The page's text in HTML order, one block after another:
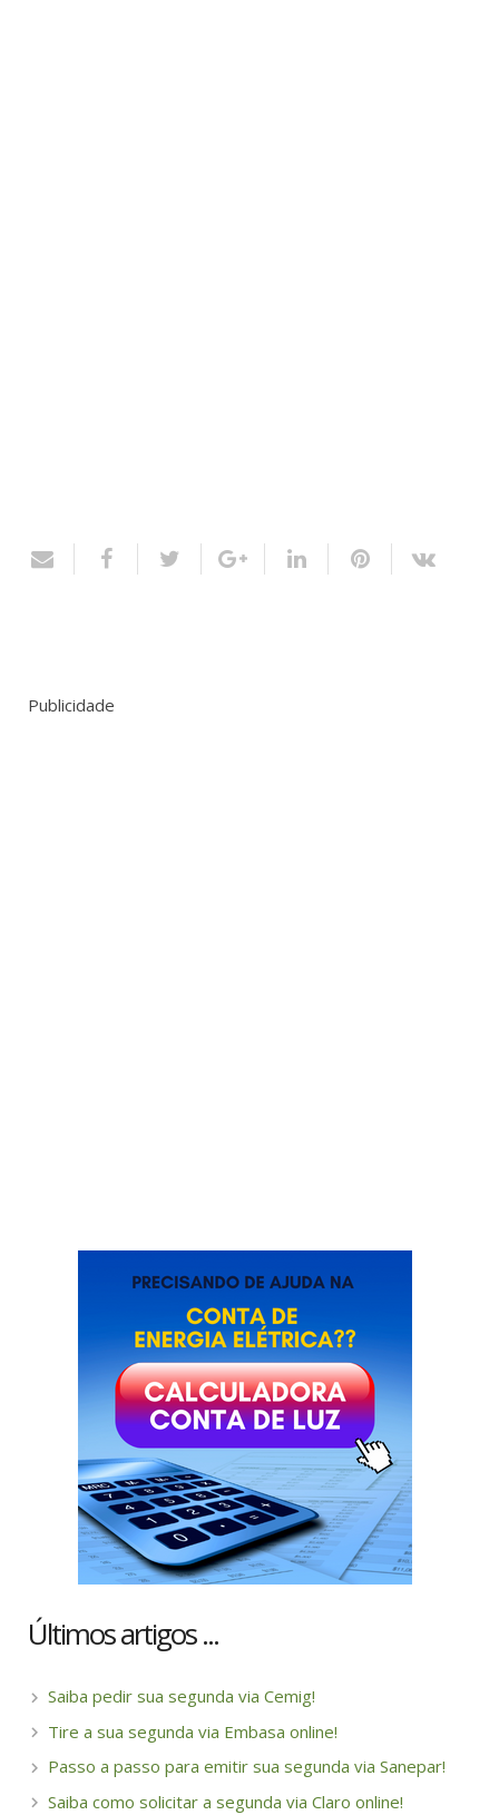
Publicidade
Últimos artigos ...
Saiba pedir sua segunda via Cemig!
Tire a sua segunda via Embasa online!
Passo a passo para emitir sua segunda via Sanepar!
Saiba como solicitar a segunda via Claro online!